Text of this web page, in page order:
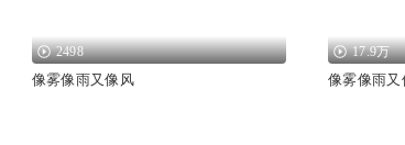
2498
像雾像雨又像风
17.9万
像雾像雨又